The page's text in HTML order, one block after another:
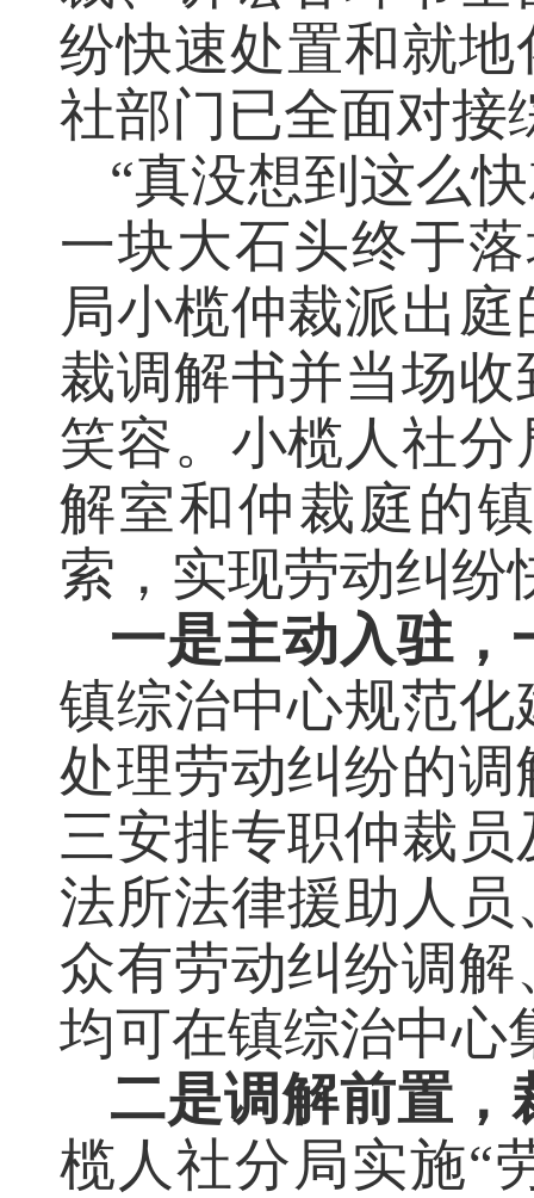
纷快速处置和就
社部门已全面对接
“真没想到这么
一块大石头终于
局小榄仲裁派出
裁调解书并当场
笑容。小榄人社
解室和仲裁庭的
索，实现劳动纠纷
一是主动入驻，
镇综治中心规范
处理劳动纠纷的
三安排专职仲裁
法所法律援助人
众有劳动纠纷调
均可在镇综治中心
二是调解前置，
榄人社分局实施“